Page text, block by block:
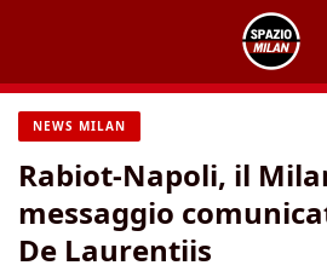
contenuto
NEWS MILAN
Rabiot-Napoli, il
messaggio
De Laurentiis